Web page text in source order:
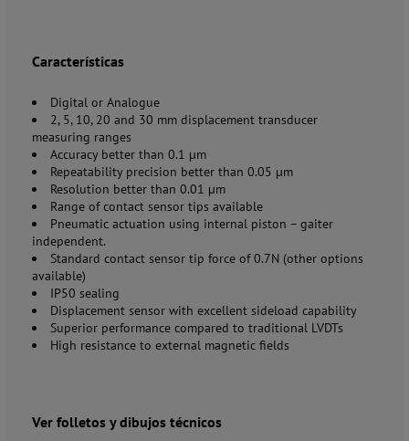
Características
Digital or Analogue
2, 5, 10, 20 and 30 mm displacement transducer
measuring ranges
Accuracy better than 0.1 µm
Repeatability precision better than 0.05 µm
Resolution better than 0.01 µm
Range of contact sensor tips available
Pneumatic actuation using internal piston – gaiter
independent.
Standard contact sensor tip force of 0.7N (other options
available)
IP50 sealing
Displacement sensor with excellent sideload capability
Superior performance compared to traditional LVDTs
High resistance to external magnetic fields
Ver folletos y dibujos técnicos